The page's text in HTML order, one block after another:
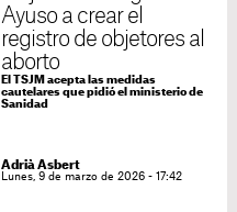
Ayuso a crear el
registro de objetores al
aborto
El TSJM acepta las medidas
cautelares que pidió el ministerio de
Sanidad
Adrià Asbert
Lunes, 9 de marzo de 2026 - 17:42